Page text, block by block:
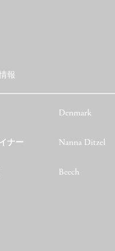
報
Denmark
ナー Nanna Ditzel
Beech